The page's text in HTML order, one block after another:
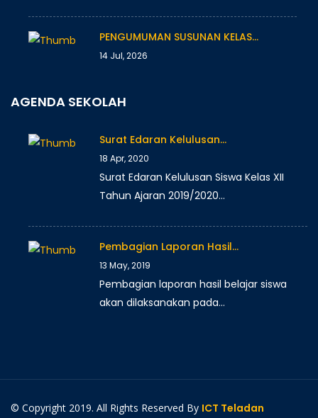
PENGUMUMAN SUSUNAN KELAS…
14 Jul, 2026
AGENDA SEKOLAH
Surat Edaran Kelulusan…
18 Apr, 2020
Surat Edaran Kelulusan Siswa Kelas XII
Tahun Ajaran 2019/2020…
Pembagian Laporan Hasil…
13 May, 2019
Pembagian laporan hasil belajar siswa
akan dilaksanakan pada…
© Copyright 2019. All Rights Reserved By ICT Teladan